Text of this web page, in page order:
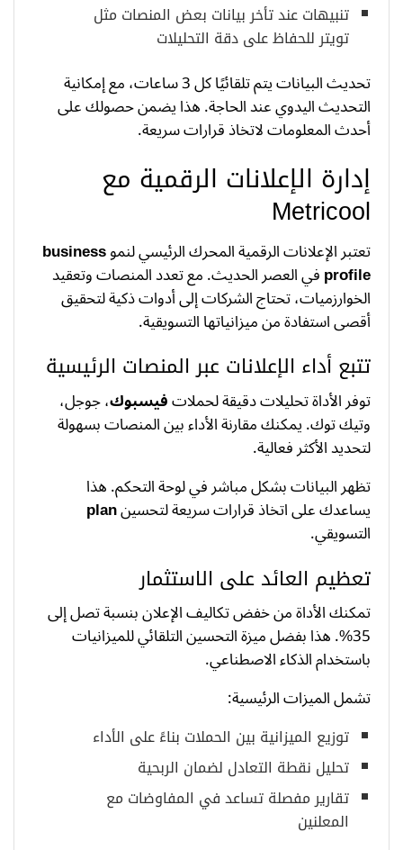
تنبيهات عند تأخر بيانات بعض المنصات مثل
تويتر للحفاظ على دقة التحليلات
تحديث البيانات يتم تلقائيًا كل 3 ساعات، مع إمكانية
التحديث اليدوي عند الحاجة. هذا يضمن حصولك على
أحدث المعلومات لاتخاذ قرارات سريعة.
إدارة الإعلانات الرقمية مع
Metricool
تعتبر الإعلانات الرقمية المحرك الرئيسي لنموbusiness
profileفي العصر الحديث. مع تعدد المنصات وتعقيد
الخوارزميات، تحتاج الشركات إلى أدوات ذكية لتحقيق
أقصى استفادة من ميزانياتها التسويقية.
تتبع أداء الإعلانات عبر المنصات الرئيسية
توفر الأداة تحليلات دقيقة لحملاتفيسبوك، جوجل،
وتيك توك. يمكنك مقارنة الأداء بين المنصات بسهولة
لتحديد الأكثر فعالية.
تظهر البيانات بشكل مباشر في لوحة التحكم. هذا
يساعدك على اتخاذ قرارات سريعة لتحسينplan
التسويقي.
تعظيم العائد على الاستثمار
تمكنك الأداة من خفض تكاليف الإعلان بنسبة تصل إلى
35%. هذا بفضل ميزة التحسين التلقائي للميزانيات
باستخدام الذكاء الاصطناعي.
تشمل الميزات الرئيسية:
توزيع الميزانية بين الحملات بناءً على الأداء
تحليل نقطة التعادل لضمان الربحية
تقارير مفصلة تساعد في المفاوضات مع
المعلنين